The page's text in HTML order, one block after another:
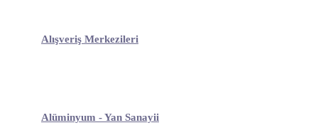
Alışveriş Merkezileri
Alüminyum - Yan Sanayii